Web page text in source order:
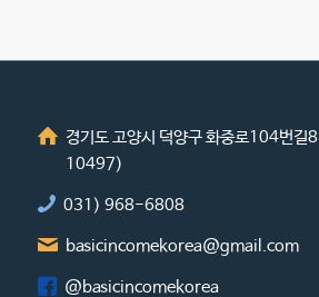
경기도 고양시 덕양구 화중로104번
10497)
031) 968-6808
basicincomekorea@gmail.com
@basicincomekorea